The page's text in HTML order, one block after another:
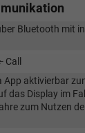
Bluetooth mit
App aktivierbar
das Display im
zum Nutzen